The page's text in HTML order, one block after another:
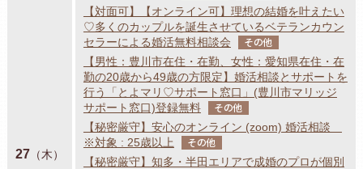
27（木）
【対面可】【オンライン可】理想の結婚を叶えたい
♡多くのカップルを誕生させているベテランカウン
セラーによる婚活無料相談会
その他
【男性：豊川市在住・在勤、女性：愛知県在住・在
勤の20歳から49歳の方限定】婚活相談とサポートを
行う「とよマリ♡サポート窓口」(豊川市マリッジ
サポート窓口)登録無料
その他
【秘密厳守】安心のオンライン (zoom) 婚活相談
※対象 : 25歳以上
その他
【秘密厳守】知多・半田エリアで成婚のプロが個別